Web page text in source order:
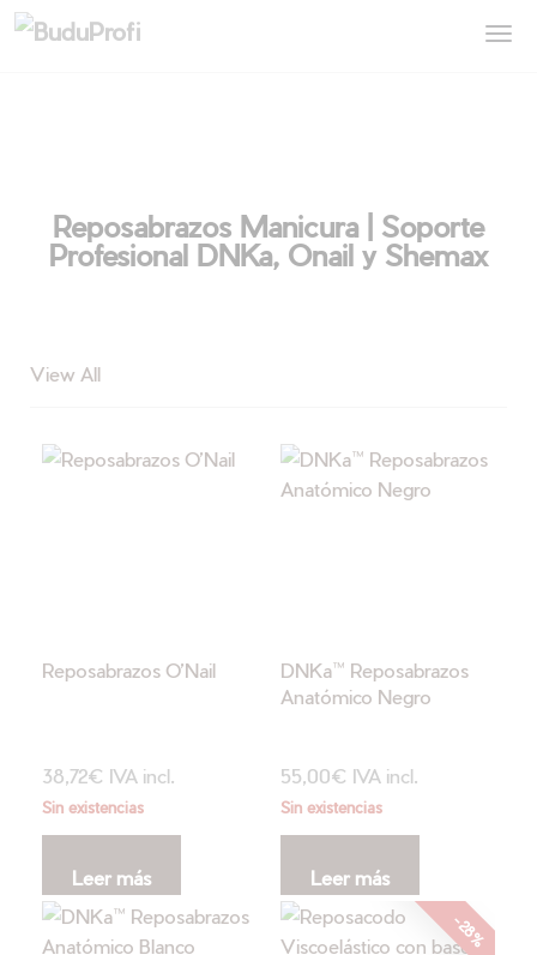
Reposabrazos Manicura | Soporte
Profesional DNKa, Onail y Shemax
View All
Reposabrazos O’Nail
38,72€ IVA incl.
Sin existencias
Leer más
DNKa™ Reposabrazos
Anatómico Negro
55,00€ IVA incl.
Sin existencias
Leer más
-28%